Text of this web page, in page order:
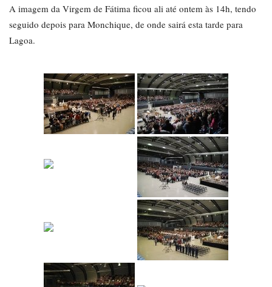
A imagem da Virgem de Fátima ficou ali até ontem às 14h, tendo
seguido depois para Monchique, de onde sairá esta tarde para
Lagoa.